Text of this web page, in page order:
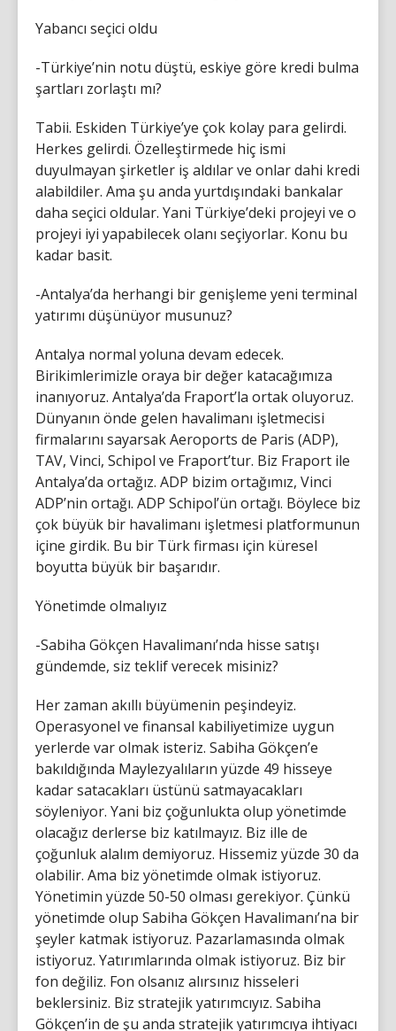
Yabancı seçici oldu
-Türkiye’nin notu düştü, eskiye göre kredi bulma
şartları zorlaştı mı?
Tabii. Eskiden Türkiye’ye çok kolay para gelirdi.
Herkes gelirdi. Özelleştirmede hiç ismi
duyulmayan şirketler iş aldılar ve onlar dahi kredi
alabildiler. Ama şu anda yurtdışındaki bankalar
daha seçici oldular. Yani Türkiye’deki projeyi ve o
projeyi iyi yapabilecek olanı seçiyorlar. Konu bu
kadar basit.
-Antalya’da herhangi bir genişleme yeni terminal
yatırımı düşünüyor musunuz?
Antalya normal yoluna devam edecek.
Birikimlerimizle oraya bir değer katacağımıza
inanıyoruz. Antalya’da Fraport’la ortak oluyoruz.
Dünyanın önde gelen havalimanı işletmecisi
firmalarını sayarsak Aeroports de Paris (ADP),
TAV, Vinci, Schipol ve Fraport’tur. Biz Fraport ile
Antalya’da ortağız. ADP bizim ortağımız, Vinci
ADP’nin ortağı. ADP Schipol’ün ortağı. Böylece biz
çok büyük bir havalimanı işletmesi platformunun
içine girdik. Bu bir Türk firması için küresel
boyutta büyük bir başarıdır.
Yönetimde olmalıyız
-Sabiha Gökçen Havalimanı’nda hisse satışı
gündemde, siz teklif verecek misiniz?
Her zaman akıllı büyümenin peşindeyiz.
Operasyonel ve finansal kabiliyetimize uygun
yerlerde var olmak isteriz. Sabiha Gökçen’e
bakıldığında Maylezyalıların yüzde 49 hisseye
kadar satacakları üstünü satmayacakları
söyleniyor. Yani biz çoğunlukta olup yönetimde
olacağız derlerse biz katılmayız. Biz ille de
çoğunluk alalım demiyoruz. Hissemiz yüzde 30 da
olabilir. Ama biz yönetimde olmak istiyoruz.
Yönetimin yüzde 50-50 olması gerekiyor. Çünkü
yönetimde olup Sabiha Gökçen Havalimanı’na bir
şeyler katmak istiyoruz. Pazarlamasında olmak
istiyoruz. Yatırımlarında olmak istiyoruz. Biz bir
fon değiliz. Fon olsanız alırsınız hisseleri
beklersiniz. Biz stratejik yatırımcıyız. Sabiha
Gökçen’in de şu anda stratejik yatırımcıya ihtiyacı